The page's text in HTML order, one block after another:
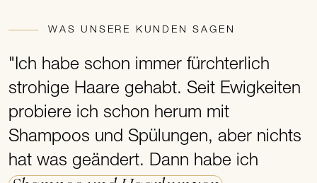
WAS UNSERE KUNDEN SAGEN
"Ich habe schon immer fürchterlich
strohige Haare gehabt. Seit Ewigkeiten
probiere ich schon herum mit
Shampoos und Spülungen, aber nichts
hat was geändert. Dann habe ich